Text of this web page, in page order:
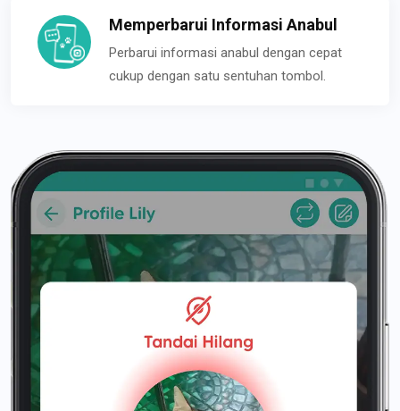
Memperbarui Informasi Anabul
Perbarui informasi anabul dengan cepat
cukup dengan satu sentuhan tombol.